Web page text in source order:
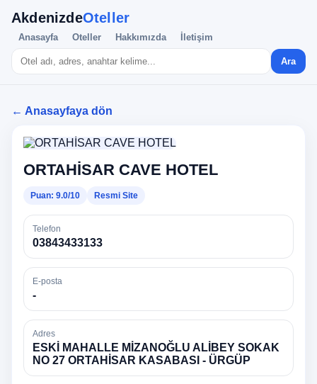
AkdenizdeOteller
Anasayfa Oteller Hakkımızda İletişim
Ara
← Anasayfaya dön
ORTAHİSAR CAVE HOTEL
Puan: 9.0/10 Resmi Site
Telefon
03843433133
E-posta
-
Adres
ESKİ MAHALLE MİZANOĞLU ALİBEY SOKAK
NO 27 ORTAHİSAR KASABASI - ÜRGÜP